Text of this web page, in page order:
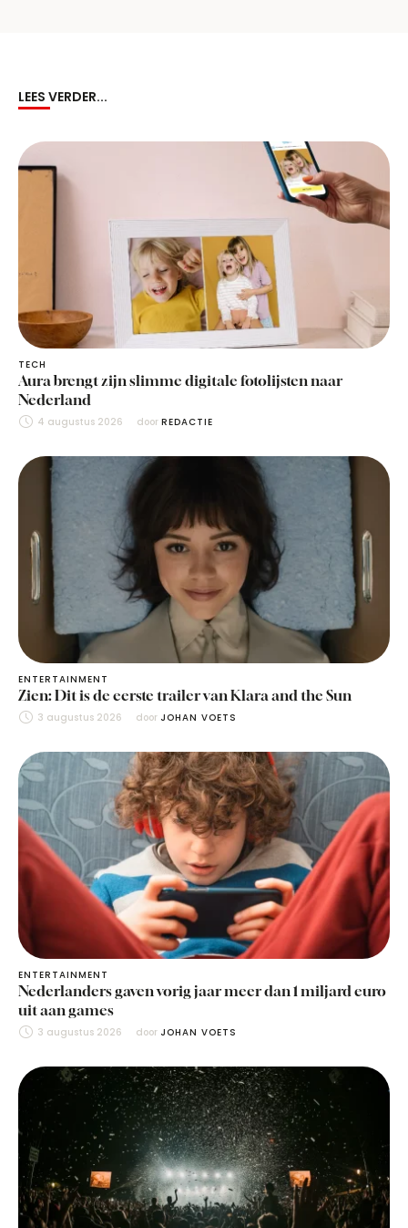
LEES VERDER...
TECH
Aura brengt zijn slimme digitale fotolijsten naar
Nederland
4 augustus 2026 door REDACTIE
ENTERTAINMENT
Zien: Dit is de eerste trailer van Klara and the Sun
3 augustus 2026 door JOHAN VOETS
ENTERTAINMENT
Nederlanders gaven vorig jaar meer dan 1 miljard euro
uit aan games
3 augustus 2026 door JOHAN VOETS